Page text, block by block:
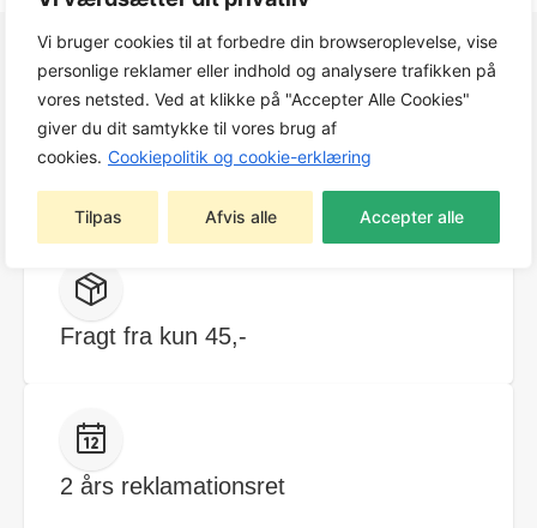
Vi bruger cookies til at forbedre din browseroplevelse, vise
personlige reklamer eller indhold og analysere trafikken på
vores netsted. Ved at klikke på "Accepter Alle Cookies"
giver du dit samtykke til vores brug af
cookies. Cookiepolitik og cookie-erklæring
Tilpas Afvis alle Accepter alle
Hurtig levering
Fragt fra kun 45,-
2 års reklamationsret